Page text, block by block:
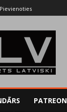
Pievienoties
PATREON